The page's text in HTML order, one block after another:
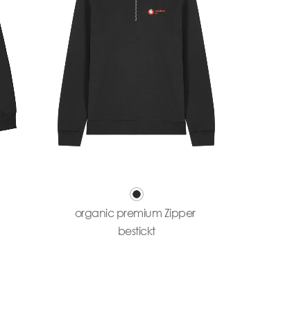
organic premium Zipper
bestickt